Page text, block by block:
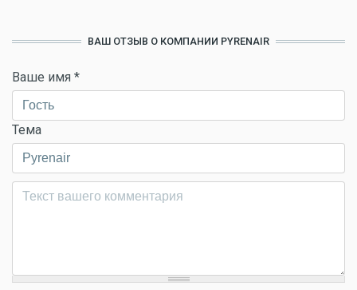
ВАШ ОТЗЫВ О КОМПАНИИ PYRENAIR
Ваше имя *
Тема
Комментарий*